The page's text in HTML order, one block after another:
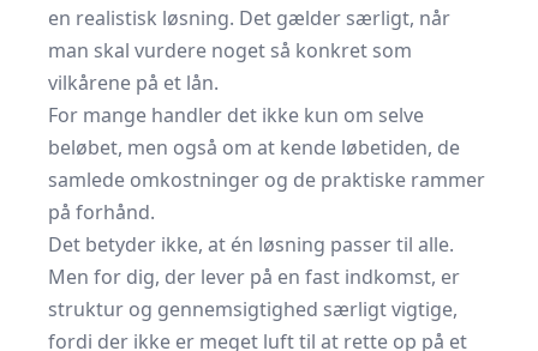
en realistisk løsning. Det gælder særligt, når
man skal vurdere noget så konkret som
vilkårene på et lån.
For mange handler det ikke kun om selve
beløbet, men også om at kende løbetiden, de
samlede omkostninger og de praktiske rammer
på forhånd.
Det betyder ikke, at én løsning passer til alle.
Men for dig, der lever på en fast indkomst, er
struktur og gennemsigtighed særligt vigtige,
fordi der ikke er meget luft til at rette op på et